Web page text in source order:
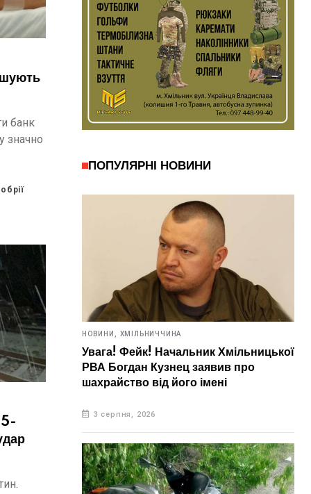
банк
значно
ПОПУЛЯРНІ НОВИНИ
НОВИНИ, ХМІЛЬНИЧЧИНА
Увага! Фейк! Начальник Хмільницької
РВА Богдан Кузнец заявив про
шахрайство від його імені
3 серпня, 2026